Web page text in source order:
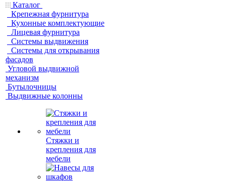
Каталог
Крепежная фурнитура
Кухонные комплектующие
Лицевая фурнитура
Системы выдвижения
Системы для открывания
фасадов
Угловой выдвижной
механизм
Бутылочницы
Выдвижные колонны
Стяжки и
крепления для
мебели